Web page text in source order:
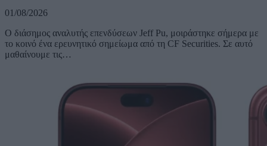
01/08/2026
Ο διάσημος αναλυτής επενδύσεων Jeff Pu, μοιράστηκε σήμερα με
το κοινό ένα ερευνητικό σημείωμα από τη CF Securities. Σε αυτό
μαθαίνουμε τις…